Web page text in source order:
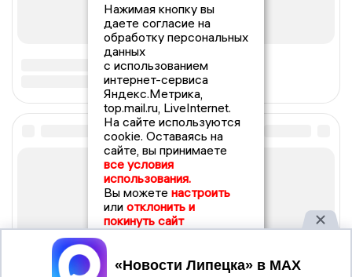
Нажимая кнопку вы
даете согласие на
обработку персональных
данных
с использованием
интернет-сервиса
Яндекс.Метрика,
top.mail.ru, LiveInternet.
На сайте используются
cookie. Оставаясь на
сайте, вы принимаете
все условия
использования.
Вы можете настроить
или отклонить и
покинуть сайт
Принять